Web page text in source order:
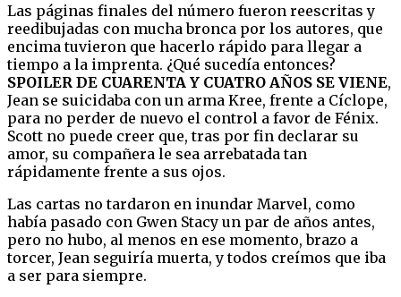
Las páginas finales del número fueron reescritas y
reedibujadas con mucha bronca por los autores, que
encima tuvieron que hacerlo rápido para llegar a
tiempo a la imprenta. ¿Qué sucedía entonces?
SPOILER DE CUARENTA Y CUATRO AÑOS SE VIENE,
Jean se suicidaba con un arma Kree, frente a Cíclope,
para no perder de nuevo el control a favor de Fénix.
Scott no puede creer que, tras por fin declarar su
amor, su compañera le sea arrebatada tan
rápidamente frente a sus ojos.
Las cartas no tardaron en inundar Marvel, como
había pasado con Gwen Stacy un par de años antes,
pero no hubo, al menos en ese momento, brazo a
torcer, Jean seguiría muerta, y todos creímos que iba
a ser para siempre.